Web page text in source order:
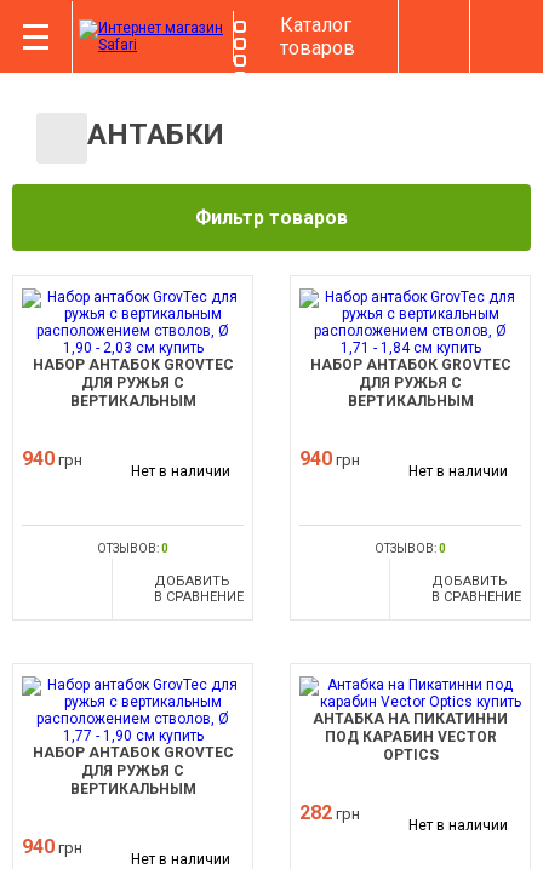
Каталог
товаров
АНТАБКИ
Фильтр товаров
НАБОР АНТАБОК GROVTEC
ДЛЯ РУЖЬЯ С
ВЕРТИКАЛЬНЫМ
940 грн
Нет в наличии
ОТЗЫВОВ:0
ДОБАВИТЬ
В СРАВНЕНИЕ
НАБОР АНТАБОК GROVTEC
ДЛЯ РУЖЬЯ С
ВЕРТИКАЛЬНЫМ
940 грн
Нет в наличии
ОТЗЫВОВ:0
ДОБАВИТЬ
В СРАВНЕНИЕ
НАБОР АНТАБОК GROVTEC
ДЛЯ РУЖЬЯ С
ВЕРТИКАЛЬНЫМ
940 грн
Нет в наличии
АНТАБКА НА ПИКАТИННИ
ПОД КАРАБИН VECTOR
OPTICS
282 грн
Нет в наличии